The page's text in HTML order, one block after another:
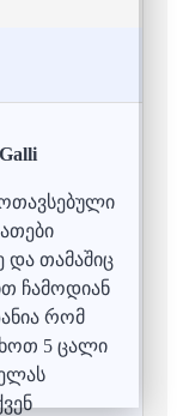
და თამაშიც
ჩამოდიან
რომ
5 ცალი